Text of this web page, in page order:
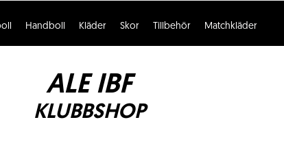
Handboll Kläder Skor Tillbehör Matchkläder
ALE IBF
KLUBBSHOP